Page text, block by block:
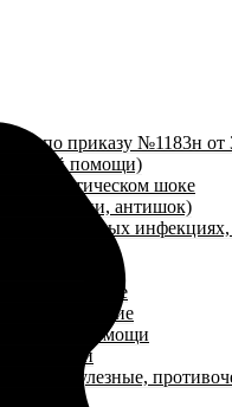
по приказу №1183н от
помощи)
шоке
укладки, антишок)
парентеральных
помощи
помощи